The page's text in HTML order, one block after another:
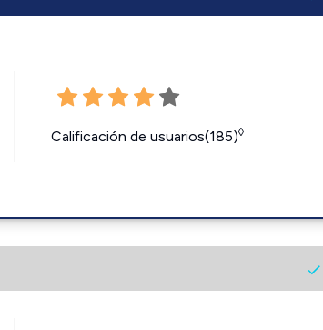
Calificación de usuarios(185)◊